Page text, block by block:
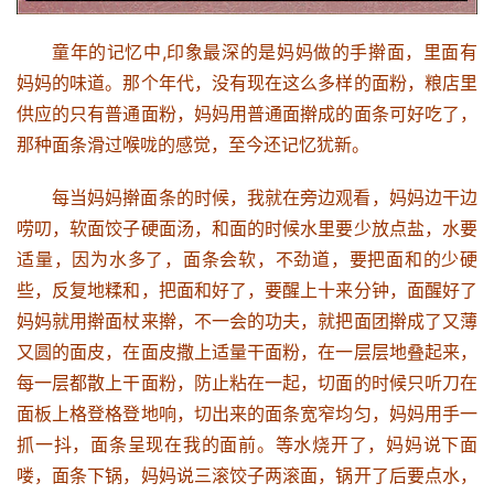
童年的记忆中,印象最深的是妈妈做的手擀面，里面有
妈妈的味道。那个年代，没有现在这么多样的面粉，粮店里
供应的只有普通面粉，妈妈用普通面擀成的面条可好吃了，
那种面条滑过喉咙的感觉，至今还记忆犹新。
每当妈妈擀面条的时候，我就在旁边观看，妈妈边干边
唠叨，软面饺子硬面汤，和面的时候水里要少放点盐，水要
适量，因为水多了，面条会软，不劲道，要把面和的少硬
些，反复地糅和，把面和好了，要醒上十来分钟，面醒好了
妈妈就用擀面杖来擀，不一会的功夫，就把面团擀成了又薄
又圆的面皮，在面皮撒上适量干面粉，在一层层地叠起来，
每一层都散上干面粉，防止粘在一起，切面的时候只听刀在
面板上格登格登地响，切出来的面条宽窄均匀，妈妈用手一
抓一抖，面条呈现在我的面前。等水烧开了，妈妈说下面
喽，面条下锅，妈妈说三滚饺子两滚面，锅开了后要点水，